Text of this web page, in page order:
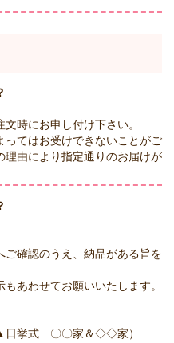
時にお申し付け下さい。
てはお受けできないことがご
理由により指定通りのお届けが
ご確認のうえ、納品がある旨を
あわせてお願いいたします。
挙式 〇〇家＆◇◇家）